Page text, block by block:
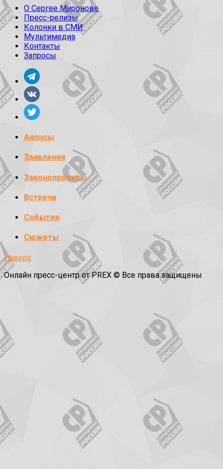
О Сергее Миронове
Пресс-релизы
Колонки в СМИ
Мультимедиа
Контакты
Запросы
Анонсы
Заявления
Законопроекты
Встречи
События
Сюжеты
Наверх
Онлайн пресс-центр от PREX © Все права защищены